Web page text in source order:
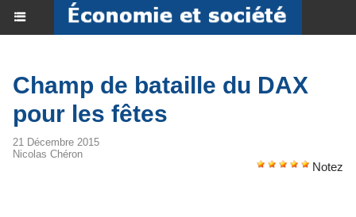
Champ de bataille du DAX
pour les fêtes
21 Décembre 2015
Nicolas Chéron
Notez